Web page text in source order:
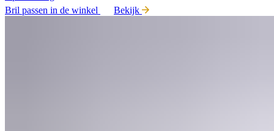
Bril passen in de winkel
Bekijk